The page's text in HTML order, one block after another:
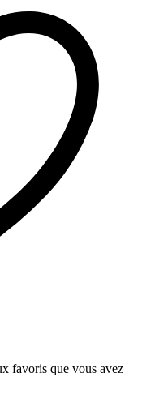
favoris que vous avez